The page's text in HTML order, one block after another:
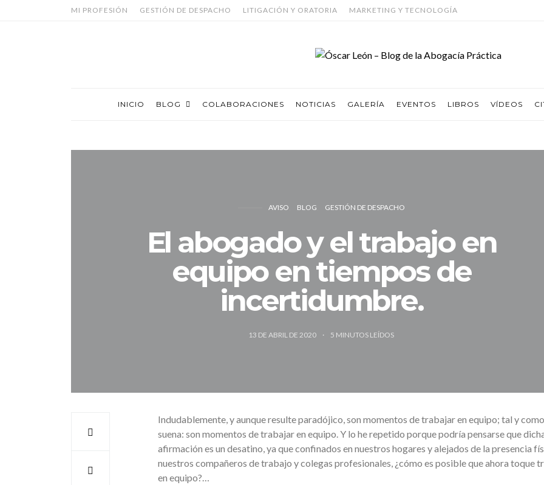
MI PROFESIÓN GESTIÓN DE DESPACHO LITIGACIÓN Y ORATORIA MARKETING Y TECNOLOGÍA
INICIO BLOG COLABORACIONES NOTICIAS GALERÍA EVENTOS LIBROS VÍDEOS
AVISO BLOG GESTIÓN DE DESPACHO
El abogado y el trabajo en
equipo en tiempos de
incertidumbre.
13 DE ABRIL DE 2020 5 MINUTOS LEÍDOS
Indudablemente, y aunque resulte paradójico, son momentos de trabajar en equipo; tal y como
suena: son momentos de trabajar en equipo. Y lo he repetido porque podría pensarse que
afirmación es un desatino, ya que confinados en nuestros hogares y alejados de la presencia
nuestros compañeros de trabajo y colegas profesionales, ¿cómo es posible que ahora toque
en equipo?…